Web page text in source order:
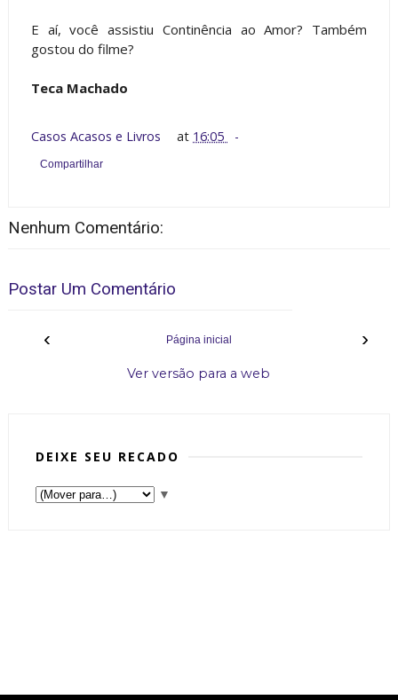
E aí, você assistiu Continência ao Amor? Também
gostou do filme?
Teca Machado
Casos Acasos e Livros at 16:05
Compartilhar
Nenhum Comentário:
Postar Um Comentário
‹ ›
Página inicial
Ver versão para a web
DEIXE SEU RECADO
▼